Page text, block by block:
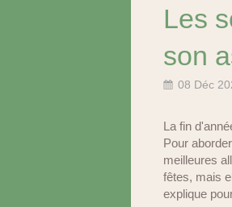
Les
son
08 Déc
La fin
Pour
meilleures
fêtes, mais
explique